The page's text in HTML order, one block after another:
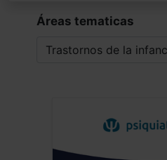
Áreas tematicas